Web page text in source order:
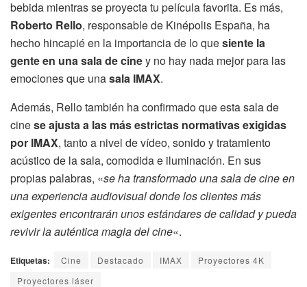
bebida mientras se proyecta tu película favorita. Es más,
Roberto Rello, responsable de Kinépolis España, ha
hecho hincapié en la importancia de lo quesiente la
gente en una sala de ciney no hay nada mejor para las
emociones que unasala IMAX.
Además, Rello también ha confirmado que esta sala de
cinese ajusta a las más estrictas normativas exigidas
por IMAX, tanto a nivel de vídeo, sonido y tratamiento
acústico de la sala, comodida e iluminación. En sus
propias palabras, «se ha transformado una sala de cine en
una experiencia audiovisual donde los clientes más
exigentes encontrarán unos estándares de calidad y pueda
revivir la auténtica magia del cine«.
Etiquetas: Cine Destacado IMAX
Proyectores 4K
Proyectores láser